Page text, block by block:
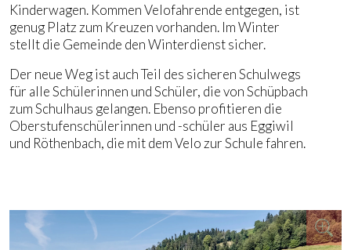
Kinderwagen. Kommen Velofahrende entgegen, ist
genug Platz zum Kreuzen vorhanden. Im Winter
stellt die Gemeinde den Winterdienst sicher.
Der neue Weg ist auch Teil des sicheren Schulwegs
für alle Schülerinnen und Schüler, die von Schüpbach
zum Schulhaus gelangen. Ebenso profitieren die
Oberstufenschülerinnen und -schüler aus Eggiwil
und Röthenbach, die mit dem Velo zur Schule fahren.